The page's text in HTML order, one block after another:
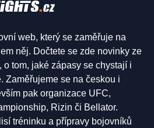
web, který se zaměřuje na
něj. Dočtete se zde novinky ze
o tom, jaké zápasy se chystají i
Zaměřujeme se na českou i
pak organizace UFC,
Rizin či Bellator.
tréninku a přípravy bojovníků